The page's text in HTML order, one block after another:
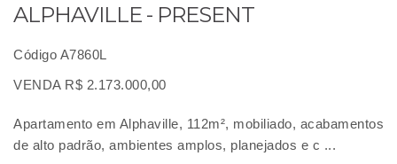
ALPHAVILLE - PRESENT
Código A7860L
VENDA R$ 2.173.000,00
Apartamento em Alphaville, 112m², mobiliado, acabamentos
de alto padrão, ambientes amplos, planejados e c ...